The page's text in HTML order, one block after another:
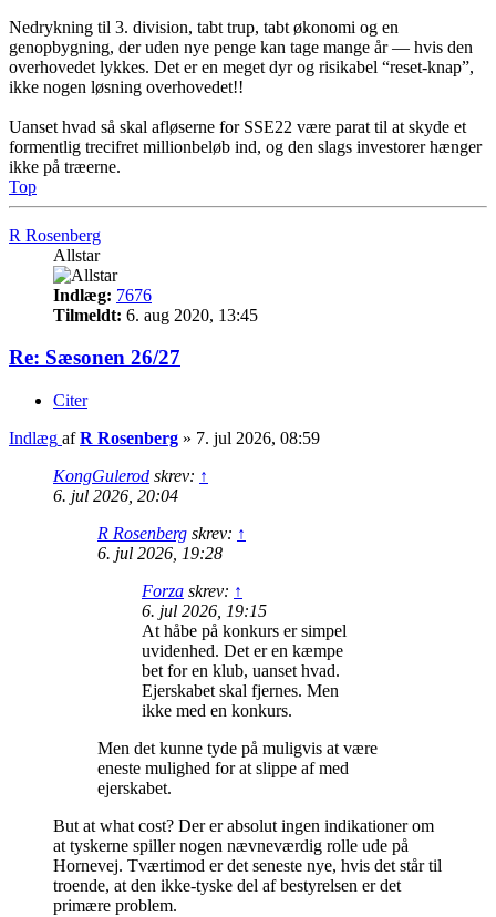
Nedrykning til 3. division, tabt trup, tabt økonomi og en
genopbygning, der uden nye penge kan tage mange år — hvis den
overhovedet lykkes. Det er en meget dyr og risikabel “reset-knap”,
ikke nogen løsning overhovedet!!
Uanset hvad så skal afløserne for SSE22 være parat til at skyde et
formentlig trecifret millionbeløb ind, og den slags investorer hænger
ikke på træerne.
Top
R Rosenberg
Allstar
Indlæg: 7676
Tilmeldt: 6. aug 2020, 13:45
Re: Sæsonen 26/27
Citer
Indlæg afR Rosenberg » 7. jul 2026, 08:59
KongGulerod skrev: ↑
6. jul 2026, 20:04
R Rosenberg skrev: ↑
6. jul 2026, 19:28
Forza skrev: ↑
6. jul 2026, 19:15
At håbe på konkurs er simpel
uvidenhed. Det er en kæmpe
bet for en klub, uanset hvad.
Ejerskabet skal fjernes. Men
ikke med en konkurs.
Men det kunne tyde på muligvis at være
eneste mulighed for at slippe af med
ejerskabet.
But at what cost? Der er absolut ingen indikationer om
at tyskerne spiller nogen nævneværdig rolle ude på
Hornevej. Tværtimod er det seneste nye, hvis det står til
troende, at den ikke-tyske del af bestyrelsen er det
primære problem.